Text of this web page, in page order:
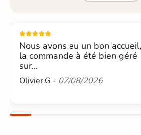
Nous avons eu un bon accueil,
la commande à été bien géré
sur...
Olivier.G - 07/08/2026